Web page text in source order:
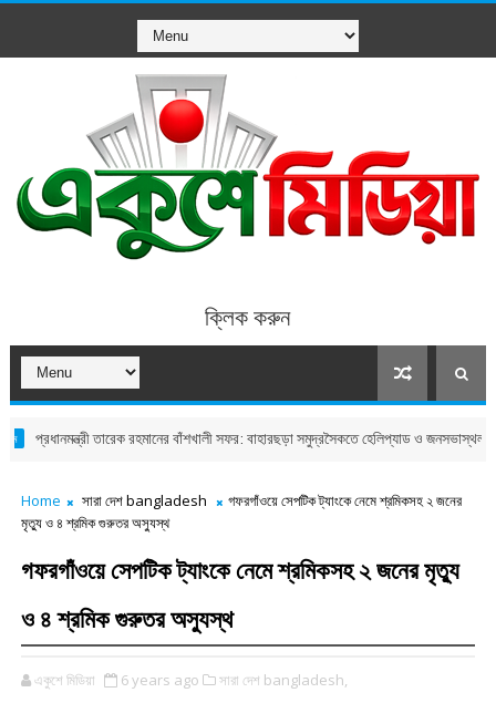
ক্লিক করুন
তারেক রহমানের বাঁশখালী সফর: বাহারছড়া সমুদ্রসৈকতে হেলিপ্যাড ও জনসভাস্থল চূড়ান্ত
Home সারা দেশ bangladesh
গফরগাঁওয়ে সেপটিক ট্যাংকে নেমে শ্রমিকসহ ২ জনের
মৃত্যু ও ৪ শ্রমিক গুরুতর অস্যুস্থ
গফরগাঁওয়ে সেপটিক ট্যাংকে নেমে শ্রমিকসহ ২ জনের মৃত্যু
ও ৪ শ্রমিক গুরুতর অস্যুস্থ
একুশে মিডিয়া 6 years ago সারা দেশ bangladesh,